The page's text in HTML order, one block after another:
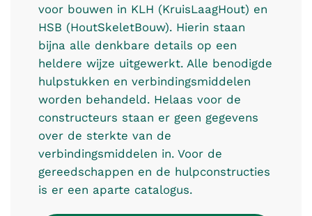
voor bouwen in KLH (KruisLaagHout) en
HSB (HoutSkeletBouw). Hierin staan
bijna alle denkbare details op een
heldere wijze uitgewerkt. Alle benodigde
hulpstukken en verbindingsmiddelen
worden behandeld. Helaas voor de
constructeurs staan er geen gegevens
over de sterkte van de
verbindingsmiddelen in. Voor de
gereedschappen en de hulpconstructies
is er een aparte catalogus.